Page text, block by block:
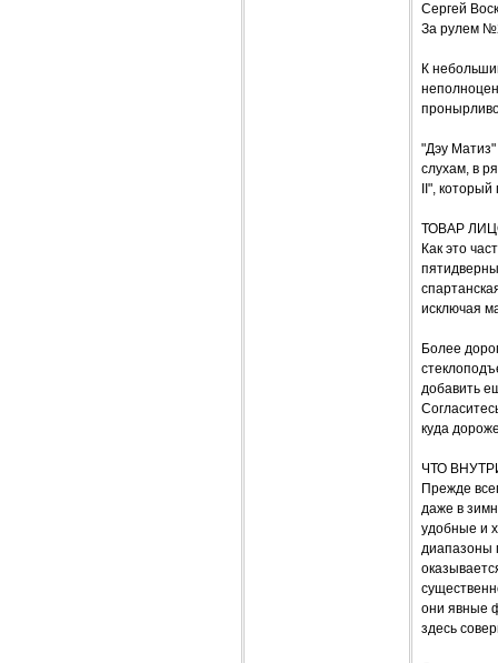
Сергей
За рулем
К
"Дэу Матиз"
слухам, в
II",
ТОВАР
Как это
исключая
Более
добавить
куда
ЧТО
Прежде
даже в
удобные и
диапазоны
они явные
здесь